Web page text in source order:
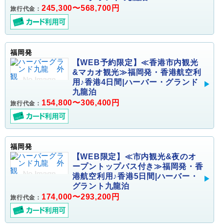
旅行代金： 245,300〜568,700円
福岡発
【WEB予約限定】≪香港市内観光
&マカオ観光≫福岡発・香港航空利
用♪香港4日間|ハーバー・グランド
九龍泊
旅行代金： 154,800〜306,400円
福岡発
【WEB限定】≪市内観光&夜のオ
ープントップバス付き≫福岡発・香
港航空利用♪香港5日間|ハーバー・
グラント九龍泊
旅行代金： 174,000〜293,200円